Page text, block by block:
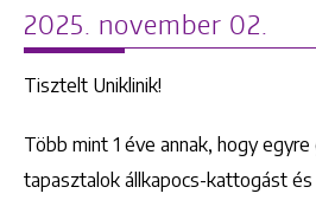
2025. november 02.
Tisztelt Uniklinik!
Több mint 1 éve annak, hogy egyre
tapasztalok állkapocs-kattogást